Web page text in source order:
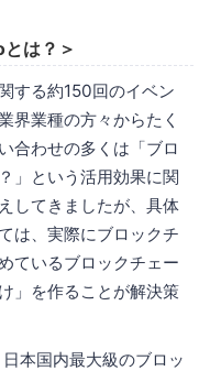
は？＞
する約150回のイベン
界業種の方々からたく
合わせの多くは「ブロ
」という活用効果に関
してきましたが、具体
は、実際にブロックチ
ているブロックチェー
」を作ることが解決策
本国内最大級のブロッ